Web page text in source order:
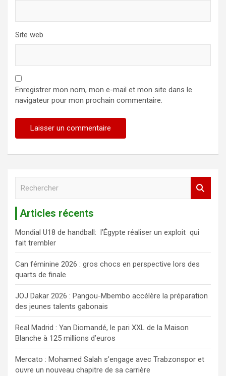
Site web
Enregistrer mon nom, mon e-mail et mon site dans le
navigateur pour mon prochain commentaire.
r
c
h
e
r
Articles récents
Mondial U18 de handball: l’Égypte réaliser un exploit qui
fait trembler
Can féminine 2026 : gros chocs en perspective lors des
quarts de finale
JOJ Dakar 2026 : Pangou-Mbembo accélère la préparation
des jeunes talents gabonais
Real Madrid : Yan Diomandé, le pari XXL de la Maison
Blanche à 125 millions d’euros
Mercato : Mohamed Salah s’engage avec Trabzonspor et
ouvre un nouveau chapitre de sa carrière